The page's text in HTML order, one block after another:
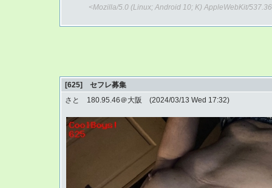
<Mozilla/5.0 (Linux; Android 10; K) AppleWebKit/
[625] セフレ募集
さと 180.95.46＠大阪 (2024/03/13 Wed 17:32)